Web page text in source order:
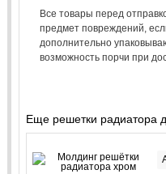
Все товары перед
предмет повреждений,
дополнительно
возможность порчи при
Еще решетки радиатора